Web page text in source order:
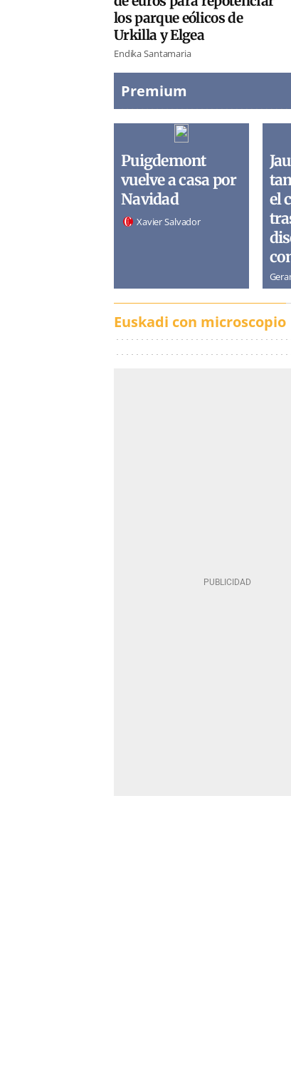
los parque eólicos de
Urkilla y Elgea
Endika Santamaria
Premium
Puigdemont
vuelve a casa por
Navidad
Xavier Salvador
el
Euskadi con microscopio